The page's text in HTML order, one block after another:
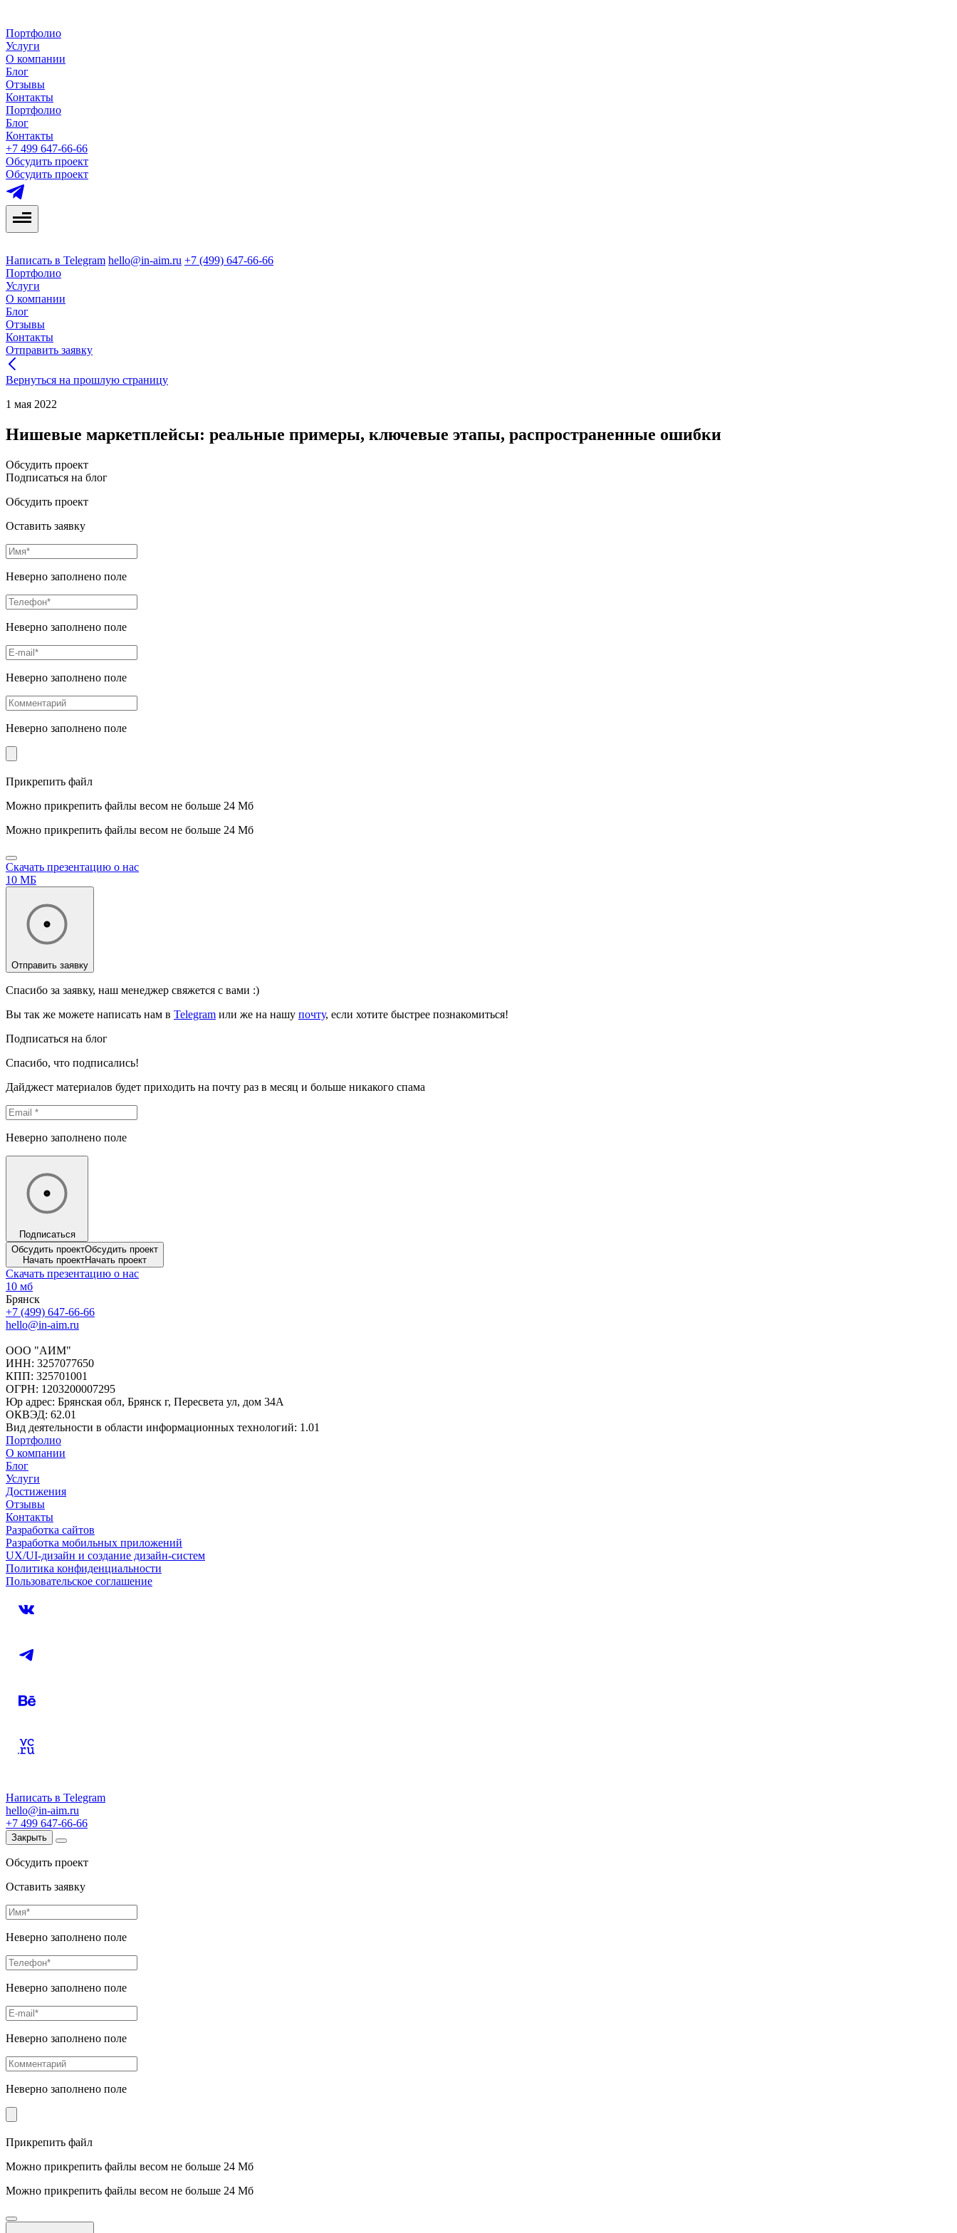
Портфолио
Услуги
О компании
Блог
Отзывы
Контакты
Портфолио
Блог
Контакты
+7 499 647-66-66
Обсудить проект
Обсудить проект
Написать в Telegram hello@in-aim.ru +7 (499) 647-66-66
Портфолио
Услуги
О компании
Блог
Отзывы
Контакты
Отправить заявку
Вернуться на прошлую страницу
1 мая 2022
Нишевые маркетплейсы: реальные примеры, ключевые этапы, распространенные ошибки
Обсудить проект
Подписаться на блог
Обсудить проект
Оставить заявку
Неверно заполнено поле
Неверно заполнено поле
Неверно заполнено поле
Неверно заполнено поле
Прикрепить файл
Можно прикрепить файлы весом не больше 24 Мб
Можно прикрепить файлы весом не больше 24 Мб
Скачать презентацию о нас
10 МБ
Отправить заявку
Спасибо за заявку, наш менеджер свяжется с вами :)
Вы так же можете написать нам в Telegram или же на нашу почту, если хотите быстрее познакомиться!
Подписаться на блог
Спасибо, что подписались!
Дайджест материалов будет приходить на почту раз в месяц и больше никакого спама
Неверно заполнено поле
Подписаться
Обсудить проектОбсудить проект
Начать проектНачать проект
Скачать презентацию о нас
10 мб
Брянск
+7 (499) 647-66-66
hello@in-aim.ru
ООО "АИМ"
ИНН: 3257077650
КПП: 325701001
ОГРН: 1203200007295
Юр адрес: Брянская обл, Брянск г, Пересвета ул, дом 34А
ОКВЭД: 62.01
Вид деятельности в области информационных технологий: 1.01
Портфолио
О компании
Блог
Услуги
Достижения
Отзывы
Контакты
Разработка сайтов
Разработка мобильных приложений
UX/UI-дизайн и создание дизайн-систем
Политика конфиденциальности
Пользовательское соглашение
Написать в Telegram
hello@in-aim.ru
+7 499 647-66-66
Закрыть
Обсудить проект
Оставить заявку
Неверно заполнено поле
Неверно заполнено поле
Неверно заполнено поле
Неверно заполнено поле
Прикрепить файл
Можно прикрепить файлы весом не больше 24 Мб
Можно прикрепить файлы весом не больше 24 Мб